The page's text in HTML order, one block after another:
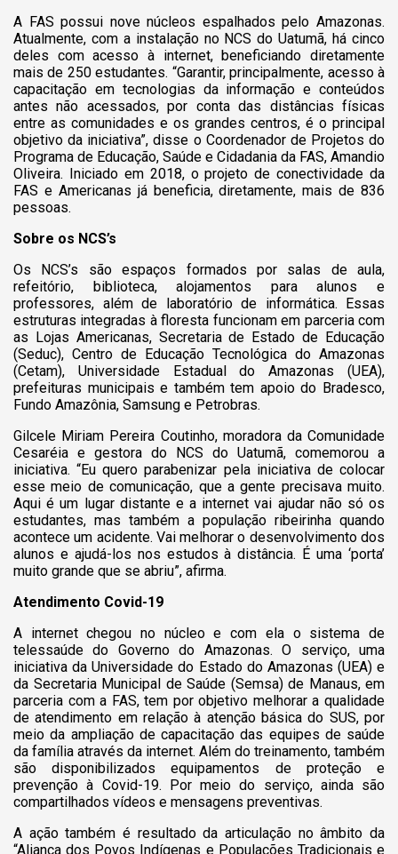
A FAS possui nove núcleos espalhados pelo Amazonas.
Atualmente, com a instalação no NCS do Uatumã, há cinco
deles com acesso à internet, beneficiando diretamente
mais de 250 estudantes. “Garantir, principalmente, acesso à
capacitação em tecnologias da informação e conteúdos
antes não acessados, por conta das distâncias físicas
entre as comunidades e os grandes centros, é o principal
objetivo da iniciativa”, disse o Coordenador de Projetos do
Programa de Educação, Saúde e Cidadania da FAS, Amandio
Oliveira. Iniciado em 2018, o projeto de conectividade da
FAS e Americanas já beneficia, diretamente, mais de 836
pessoas.
Sobre os NCS’s
Os NCS’s são espaços formados por salas de aula,
refeitório, biblioteca, alojamentos para alunos e
professores, além de laboratório de informática. Essas
estruturas integradas à floresta funcionam em parceria com
as Lojas Americanas, Secretaria de Estado de Educação
(Seduc), Centro de Educação Tecnológica do Amazonas
(Cetam), Universidade Estadual do Amazonas (UEA),
prefeituras municipais e também tem apoio do Bradesco,
Fundo Amazônia, Samsung e Petrobras.
Gilcele Miriam Pereira Coutinho, moradora da Comunidade
Cesaréia e gestora do NCS do Uatumã, comemorou a
iniciativa. “Eu quero parabenizar pela iniciativa de colocar
esse meio de comunicação, que a gente precisava muito.
Aqui é um lugar distante e a internet vai ajudar não só os
estudantes, mas também a população ribeirinha quando
acontece um acidente. Vai melhorar o desenvolvimento dos
alunos e ajudá-los nos estudos à distância. É uma ‘porta’
muito grande que se abriu”, afirma.
Atendimento Covid-19
A internet chegou no núcleo e com ela o sistema de
telessaúde do Governo do Amazonas. O serviço, uma
iniciativa da Universidade do Estado do Amazonas (UEA) e
da Secretaria Municipal de Saúde (Semsa) de Manaus, em
parceria com a FAS, tem por objetivo melhorar a qualidade
de atendimento em relação à atenção básica do SUS, por
meio da ampliação de capacitação das equipes de saúde
da família através da internet. Além do treinamento, também
são disponibilizados equipamentos de proteção e
prevenção à Covid-19. Por meio do serviço, ainda são
compartilhados vídeos e mensagens preventivas.
A ação também é resultado da articulação no âmbito da
“Aliança dos Povos Indígenas e Populações Tradicionais e